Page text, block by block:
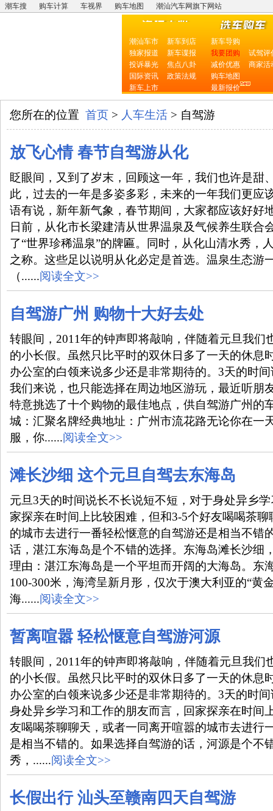
潮车搜 购车计算 车视界 购车地图 潮汕汽车网旗下网站
潮汕车市
新车到店
独家报道
新车谍报
投诉暴光
焦点八卦
国际资讯
政策法规
新车上市
新车导购
我要团购
试驾评
减价优惠
商家活
购车地图
最新报价
您所在的位置 首页 > 人车生活 > 自驾游
放飞心情 春节自驾游从化
眨眼间，又到了岁末，回顾这一年，我们也许是甜
此，过去的一年是多姿多彩，未来的一年我们更应
语有说，新年新气象，春节期间，大家都应该好好
日前，从化市长梁建清从世界温泉及气候养生联合
了“世界珍稀温泉”的牌匾。同时，从化山清水秀，
之称。这些足以说明从化必定是首选。温泉生态游
（......阅读全文>>
自驾游广州 购物十大好去处
转眼间，2011年的钟声即将敲响，伴随着元旦我们
的小长假。虽然只比平时的双休日多了一天的休息
办公室的白领来说多少还是非常期待的。3天的时
我们来说，也只能选择在周边地区游玩，最近听朋
特意挑选了十个购物的最佳地点，供自驾游广州的
城：汇聚名牌经典地址：广州市流花路无论你在一
服，你......阅读全文>>
滩长沙细 这个元旦自驾去东海岛
元旦3天的时间说长不长说短不短，对于身处异乡
家探亲在时间上比较困难，但和3-5个好友喝喝茶
的城市去进行一番轻松惬意的自驾游还是相当不错
话，湛江东海岛是个不错的选择。东海岛滩长沙细
理由：湛江东海岛是一个平坦而开阔的大海岛。东
100-300米，海湾呈新月形，仅次于澳大利亚的“黄
海......阅读全文>>
暂离喧嚣 轻松惬意自驾游河源
转眼间，2011年的钟声即将敲响，伴随着元旦我们
的小长假。虽然只比平时的双休日多了一天的休息
办公室的白领来说多少还是非常期待的。3天的时
身处异乡学习和工作的朋友而言，回家探亲在时间
友喝喝茶聊聊天，或者一同离开喧嚣的城市去进行
是相当不错的。如果选择自驾游的话，河源是个不
秀，......阅读全文>>
长假出行 汕头至赣南四天自驾游